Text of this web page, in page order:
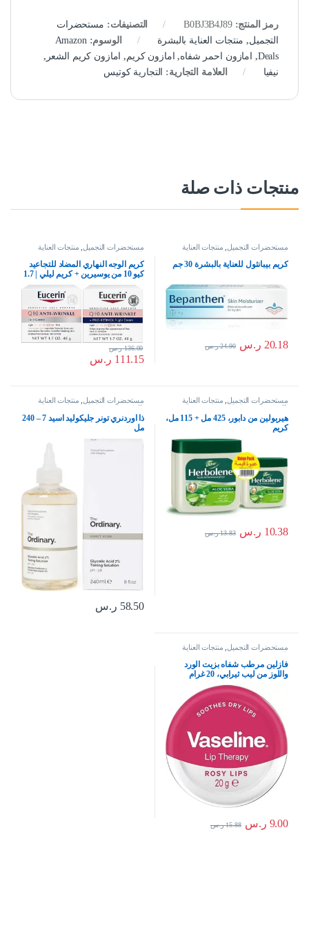
رمز المنتج:B0BJ3B4J89 التصنيفات: مستحضرات
التجميل, منتجات العناية بالبشرة الوسوم: Amazon
Deals
, امازون احمر شفاه, امازون كريم , امازون كريم الشعر ,
نيفيا
العلامة التجارية: التجارية كوتيس
منتجات ذات صلة
مستحضرات التجميل منتجات العناية
بالبشرة
كريم بيبانثول للعناية بالبشرة 30 جم
20.18 ر.س 24.90 ر.س
مستحضرات التجميل منتجات العناية
بالبشرة
كريم الوجه النهاري المضاد للتجاعيد
كيو 10 من يوسيرين + كريم ليلي | 1.7
اونصة (عبوة من قطعتين)
111.15 ر.س
136.00 ر.س
مستحضرات التجميل منتجات العناية
بالبشرة
هيربولين من دابور، 425 مل + 115 مل،
كريم
10.38 ر.س 13.83 ر.س
مستحضرات التجميل منتجات العناية
بالبشرة
ذا اوردنري تونر جليكوليد اسيد 7 – 240
مل
58.50 ر.س
مستحضرات التجميل منتجات العناية
بالبشرة
فازلين مرطب شفاه بزيت الورد
واللوز من ليب ثيرابي، 20 غرام
9.00 ر.س 15.88 ر.س